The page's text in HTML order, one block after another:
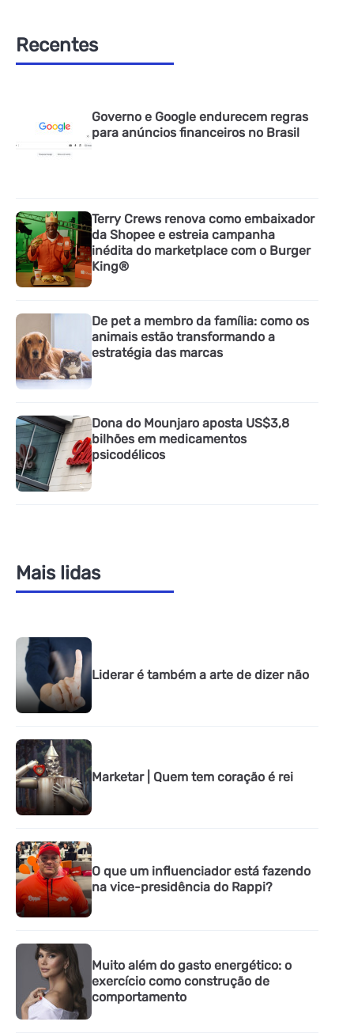
Recentes
Governo e Google endurecem regras
para anúncios financeiros no Brasil
Terry Crews renova como embaixador
da Shopee e estreia campanha
inédita do marketplace com o Burger
King®
De pet a membro da família: como os
animais estão transformando a
estratégia das marcas
Dona do Mounjaro aposta US$3,8
bilhões em medicamentos
psicodélicos
Mais lidas
Liderar é também a arte de dizer não
Marketar | Quem tem coração é rei
O que um influenciador está fazendo
na vice-presidência do Rappi?
Muito além do gasto energético: o
exercício como construção de
comportamento